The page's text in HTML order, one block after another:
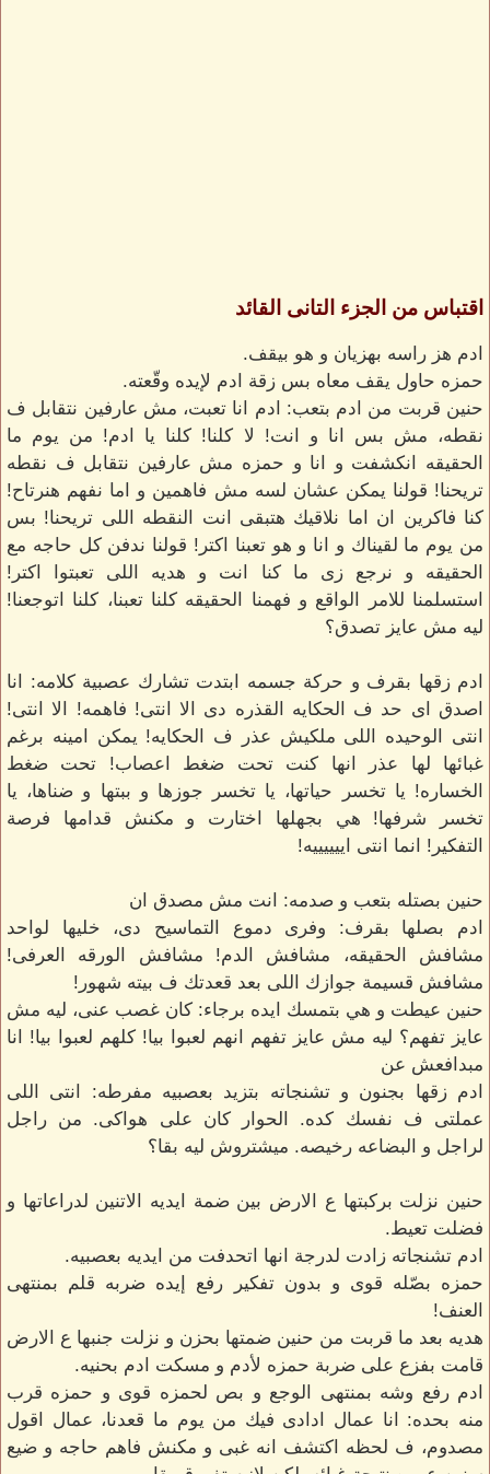
اقتباس من الجزء التانى القائد
ادم هز راسه بهزيان و هو بيقف.
حمزه حاول يقف معاه بس زقة ادم لإيده وقّعته.
حنين قربت من ادم بتعب: ادم انا تعبت، مش عارفين نتقابل ف
نقطه، مش بس انا و انت! لا كلنا! كلنا يا ادم! من يوم ما
الحقيقه انكشفت و انا و حمزه مش عارفين نتقابل ف نقطه
تريحنا! قولنا يمكن عشان لسه مش فاهمين و اما نفهم هنرتاح!
كنا فاكرين ان اما نلاقيك هتبقى انت النقطه اللى تريحنا! بس
من يوم ما لقيناك و انا و هو تعبنا اكتر! قولنا ندفن كل حاجه مع
الحقيقه و نرجع زى ما كنا انت و هديه اللى تعبتوا اكتر!
استسلمنا للامر الواقع و فهمنا الحقيقه كلنا تعبنا، كلنا اتوجعنا!
ليه مش عايز تصدق؟
ادم زقها بقرف و حركة جسمه ابتدت تشارك عصبية كلامه: انا
اصدق اى حد ف الحكايه القذره دى الا انتى! فاهمه! الا انتى!
انتى الوحيده اللى ملكيش عذر ف الحكايه! يمكن امينه برغم
غبائها لها عذر انها كنت تحت ضغط اعصاب! تحت ضغط
الخساره! يا تخسر حياتها، يا تخسر جوزها و ببتها و ضناها، يا
تخسر شرفها! هي بجهلها اختارت و مكنش قدامها فرصة
التفكير! انما انتى اييييييه!
حنين بصتله بتعب و صدمه: انت مش مصدق ان
ادم بصلها بقرف: وفرى دموع التماسيح دى، خليها لواحد
مشافش الحقيقه، مشافش الدم! مشافش الورقه العرفى!
مشافش قسيمة جوازك اللى بعد قعدتك ف بيته شهور!
حنين عيطت و هي بتمسك ايده برجاء: كان غصب عنى، ليه مش
عايز تفهم؟ ليه مش عايز تفهم انهم لعبوا بيا! كلهم لعبوا بيا! انا
مبدافعش عن
ادم زقها بجنون و تشنجاته بتزيد بعصبيه مفرطه: انتى اللى
عملتى ف نفسك كده. الحوار كان على هواكى. من راجل
لراجل و البضاعه رخيصه. ميشتروش ليه بقا؟
حنين نزلت بركبتها ع الارض بين ضمة ايديه الاتنين لدراعاتها و
فضلت تعيط.
ادم تشنجاته زادت لدرجة انها اتحدفت من ايديه بعصبيه.
حمزه بصّله قوى و بدون تفكير رفع إيده ضربه قلم بمنتهى
العنف!
هديه بعد ما قربت من حنين ضمتها بحزن و نزلت جنبها ع الارض
قامت بفزع على ضربة حمزه لأدم و مسكت ادم بحنيه.
ادم رفع وشه بمنتهى الوجع و بص لحمزه قوى و حمزه قرب
منه بحده: انا عمال ادادى فيك من يوم ما قعدنا، عمال اقول
مصدوم، ف لحظه اكتشف انه غبى و مكنش فاهم حاجه و ضيع